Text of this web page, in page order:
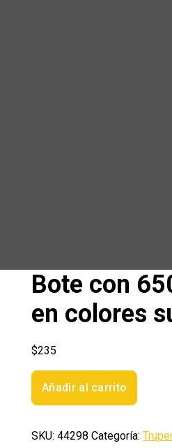
Bote con
en colores
$235
Bote
con
cinchos
Añadir al carrito
SKU:44298 Categoría: